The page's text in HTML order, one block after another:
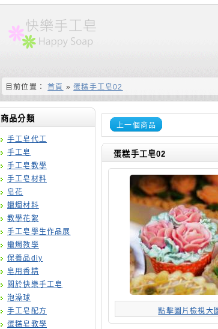
目前位置： 首頁 »蛋糕手工皂02
商品分類
手工皂代工
手工皂
手工皂教學
手工皂材料
皂花
蠟燭材料
教學花絮
手工皂學生作品展
蠟燭教學
保養品diy
皂用香精
關於快樂手工皂
泡澡球
手工皂配方
蛋糕皂教學
上一個商品
蛋糕手工皂02
點擊圖片檢視大